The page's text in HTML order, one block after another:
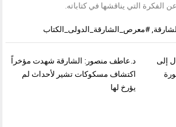
الفكرة التي يناقشها في كتاباته.
,#معرص_الشارقة_الدولى_الكتاب
د.عاطف منصور: الشارقة شهدت مؤخراً
اكتشاف مسكوكات تشير لأحداث لم
يؤرخ لها
إلى